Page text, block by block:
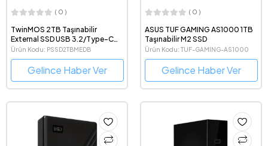
( 0 )
TwinMOS 2TB Taşınabilir
External SSD USB 3.2/Type-C
(Dark Grey)
Ürün Kodu: PSSD2TBMEDB
Gelince Haber Ver
( 0 )
ASUS TUF GAMING AS1000 1TB
Taşınabilir M2 SSD
Ürün Kodu: TUF-GAMING-AS1000
Gelince Haber Ver